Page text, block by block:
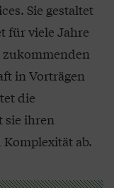
Sie gestaltet
für viele Jahre
zukommenden
in Vorträgen
die
sie ihren
ab.